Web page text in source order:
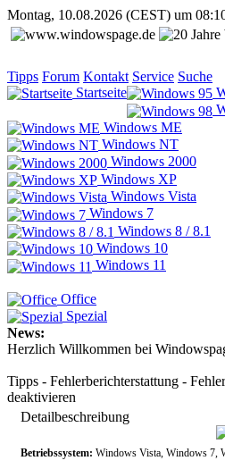
Montag, 10.08.2026 (CEST) um
Tipps Forum Kontakt Service Suche
Startseite
Windows ME
Windows NT
Windows 2000
Windows XP
Windows Vista
Windows 7
Windows 8 / 8.1
Windows 10
Windows 11
Office
Spezial
News:
Herzlich Willkommen bei
Tipps - Fehlerberichterstattung -
deaktivieren
Detailbeschreibung
Betriebssystem: Windows Vista, Windows 7,